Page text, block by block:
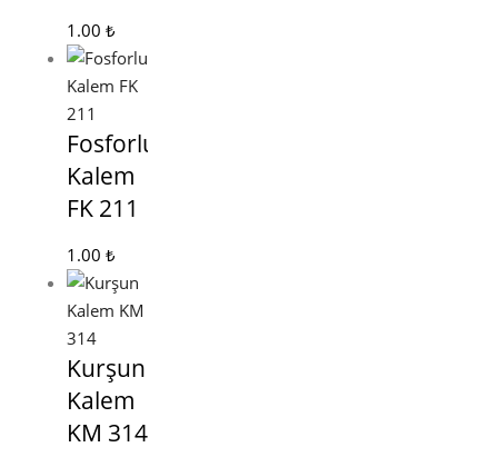
1.00 ₺
Fosforlu
Kalem
FK 211
1.00 ₺
Kurşun
Kalem
KM 314